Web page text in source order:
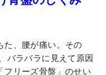
た、腰が痛い。その
バラバラに見えて原因
フリーズ骨盤」のせい